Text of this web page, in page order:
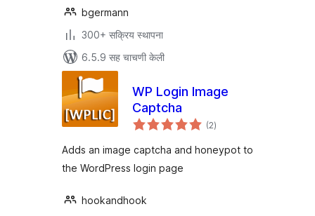
bgermann
300+ सक्रिय स्थापना
6.5.9 सह चाचणी केली
WP Login Image
Captcha
(2एकूण
मूल्यांकन
)
Adds an image captcha and honeypot to
the WordPress login page
hookandhook